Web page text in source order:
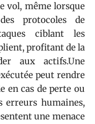
vol, même lorsque
protocoles de
ciblant les
profitant de la
aux actifs.Une
peut rendre
en cas de perte ou
erreurs humaines,
une menace